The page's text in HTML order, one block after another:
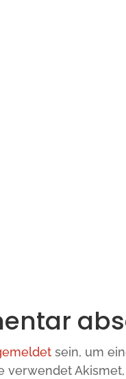
sein, um
verwendet